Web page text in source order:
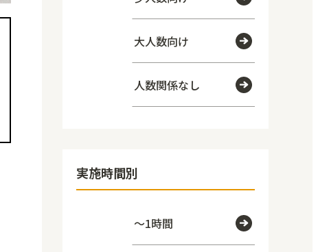
大人数向け
人数関係なし
実施時間別
～1時間